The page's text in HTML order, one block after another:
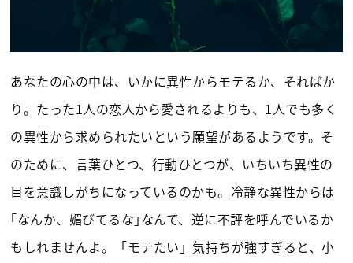
あなたの心の中は、いかに異性からモテるか、そればか
り。たった1人の恋人から愛されるよりも、1人でも多く
の異性から求められたいという願望があるようです。そ
のために、言葉ひとつ、行動ひとつが、いちいち異性の
目を意識しがちになっているのかも。冷静な異性からは
｢なんか、媚びてるな｣なんて、逆に不評を呼んでいるか
もしれませんよ。「モテたい」気持ちが強すぎると、小